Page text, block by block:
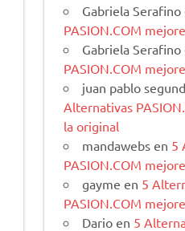
Gabriela Serafino
PASION.COM
Gabriela Serafino
PASION.COM
juan pablo
Alternativas
la original
mandawebs en 5
PASION.COM
gayme en 5
PASION.COM
Dario en 5